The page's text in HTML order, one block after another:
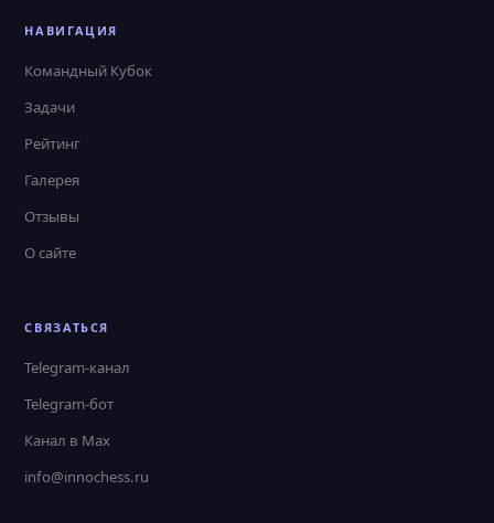
НАВИГАЦИЯ
Командный Кубок
Задачи
Рейтинг
Галерея
Отзывы
О сайте
СВЯЗАТЬСЯ
Telegram-канал
Telegram-бот
Канал в Max
info@innochess.ru